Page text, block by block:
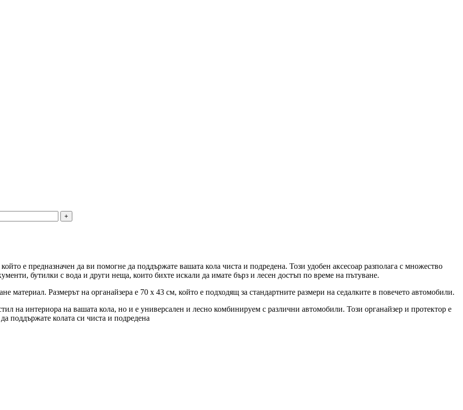
е предназначен да ви помогне да поддържате вашата кола чиста и подредена. Този удобен аксесоар разполага с множество
бутилки с вода и други неща, които бихте искали да имате бърз и лесен достъп по време на пътуване.
материал. Размерът на органайзера е 70 х 43 см, който е подходящ за стандартните размери на седалките в повечето автомобили.
на интериора на вашата кола, но и е универсален и лесно комбинируем с различни автомобили. Този органайзер и протектор е
поддържате колата си чиста и подредена